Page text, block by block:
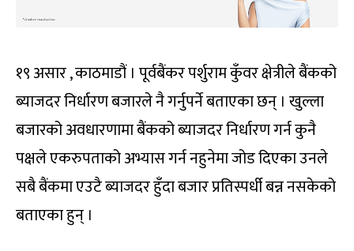
१९ असार , काठमाडौं । पूर्वबैंकर पर्शुराम कुँवर क्षेत्रीले बैंकको
ब्याजदर निर्धारण बजारले नै गर्नुपर्ने बताएका छन् । खुल्ला
बजारको अवधारणामा बैंकको ब्याजदर निर्धारण गर्न कुनै
पक्षले एकरुपताको अभ्यास गर्न नहुनेमा जोड दिएका उनले
सबै बैंकमा एउटै ब्याजदर हुँदा बजार प्रतिस्पर्धी बन्न नसकेको
बताएका हुन् ।